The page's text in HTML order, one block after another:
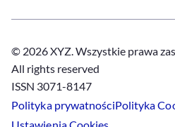
© 2026 XYZ. Wszystkie prawa
All rights reserved
ISSN 3071-8147
Polityka prywatnościPolityka